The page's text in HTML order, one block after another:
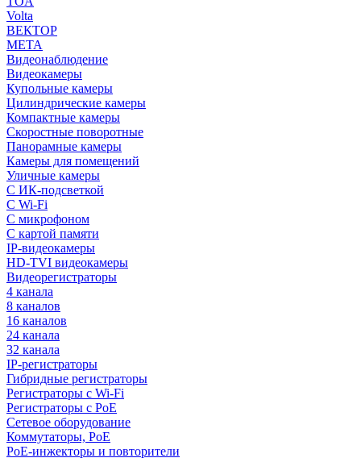
Volta
ВЕКТОР
МЕТА
Видеонаблюдение
Видеокамеры
Купольные камеры
Цилиндрические камеры
Компактные камеры
Скоростные поворотные
Панорамные камеры
Камеры для помещений
Уличные камеры
С ИК-подсветкой
С Wi-Fi
С микрофоном
С картой памяти
IP-видеокамеры
HD-TVI видеокамеры
Видеорегистраторы
4 канала
8 каналов
16 каналов
24 канала
32 канала
IP-регистраторы
Гибридные регистраторы
Регистраторы с Wi-Fi
Регистраторы с PoE
Сетевое оборудование
Коммутаторы, PoE
PoE-инжекторы и повторители